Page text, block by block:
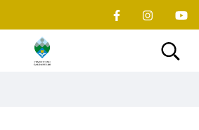
Site officiel du village